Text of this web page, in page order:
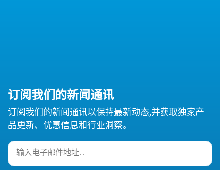
订阅我们的新闻通讯
订阅我们的新闻通讯以保持最新动态,并获取独家产
品更新、优惠信息和行业洞察。